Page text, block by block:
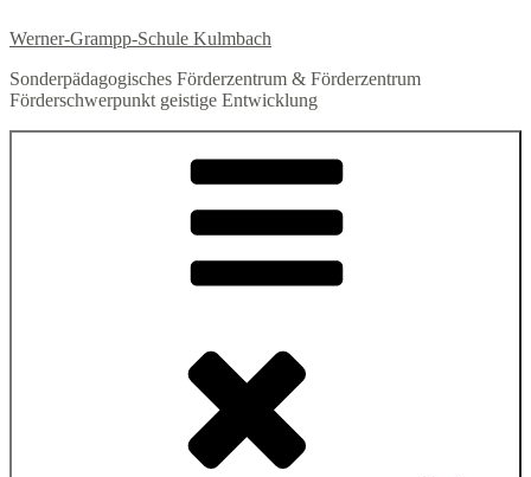
Inhalt
Werner-Grampp-Schule Kulmbach
Sonderpädagogisches Förderzentrum & Förderzentrum
Förderschwerpunkt geistige Entwicklung